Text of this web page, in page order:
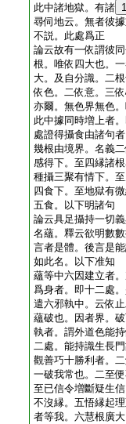
此中諸地獄。有諸 1
尋伺地云。無者彼
不説。此處爲正
論云故有一依謂彼
根。唯依四大也。
大。及自分識。二
依色。二依意。三
亦爾。無色界無色
此中據同時増上者
處證得攝食由諸句
幾根由境界。名義
感得下。至四縁諸
種攝三聚有情下。
四食下。至地獄有
五食。以下明諸句
論云具足攝持一切
名蘊。釋云欲明數
言者是體。後言是
如此名。以下准知
蘊等中六因建立者
爲身者。即十二處
遣六邪執中。云依
蘊破也。因者界。
執者。謂外道色能
二處。能持識生長
觀善巧十勝利者。
一破我常也。二至
至已信令増斷疑生
不沒縁。五悟縁起
者等我。六慧根廣